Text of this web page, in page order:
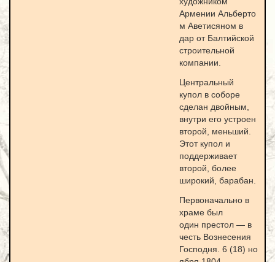
Армении Альберто
м Аветисяном в
дар от Балтийской
строительной
компании.
Центральный
купол в соборе
сделан двойным,
внутри его устроен
второй, меньший.
Этот купол и
поддерживает
второй, более
широкий, барабан.
Первоначально в
храме был
один престол — в
честь Вознесения
Господня. 6 (18) но